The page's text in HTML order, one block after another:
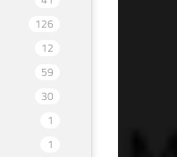
126
12
59
30
1
1